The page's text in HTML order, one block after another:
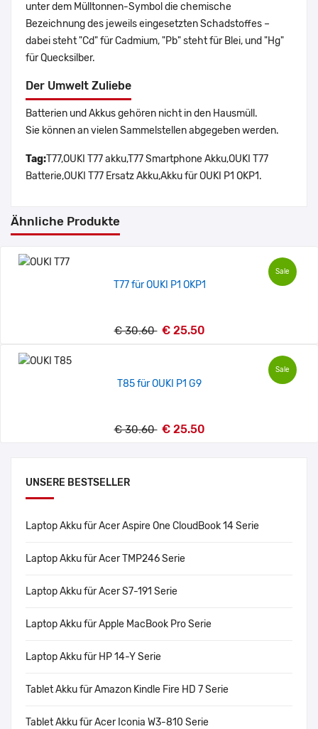
UNSERE BESTSELLER
Laptop Akku für Acer Aspire One CloudBook 14 Serie
Laptop Akku für Acer TMP246 Serie
Laptop Akku für Acer S7-191 Serie
Laptop Akku für Apple MacBook Pro Serie
Laptop Akku für HP 14-Y Serie
Tablet Akku für Amazon Kindle Fire HD 7 Serie
Tablet Akku für Acer Iconia W3-810 Serie
unter dem Mülltonnen-Symbol die chemische
Bezeichnung des jeweils eingesetzten Schadstoffes –
dabei steht "Cd" für Cadmium, "Pb" steht für Blei, und "Hg"
für Quecksilber.
Der Umwelt Zuliebe
Batterien und Akkus gehören nicht in den Hausmüll.
Sie können an vielen Sammelstellen abgegeben werden.
Tag:T77,OUKI T77 akku,T77 Smartphone Akku,OUKI T77
Batterie,OUKI T77 Ersatz Akku,Akku für OUKI P1 OKP1.
Ähnliche Produkte
Sale
T77 für OUKI P1 OKP1
€ 30.60 € 25.50
Sale
T85 für OUKI P1 G9
€ 30.60 € 25.50